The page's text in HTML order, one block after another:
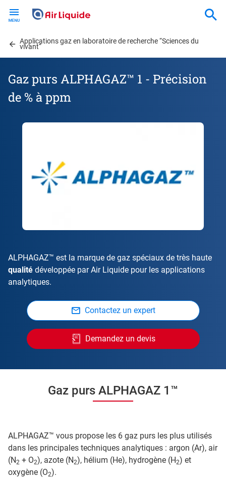
content
Applications gaz en laboratoire de recherche “Sciences du
vivant“
Gaz purs ALPHAGAZ™ 1 - Précision
de % à ppm
ALPHAGAZ™ est la marque de gaz spéciaux de très haute
qualité développée par Air Liquide pour les applications
analytiques.
Contactez un expert
Demandez un devis
Gaz purs ALPHAGAZ 1™
ALPHAGAZ™ vous propose les 6 gaz purs les plus utilisés
dans les principales techniques analytiques : argon (Ar), air
(N2 + O2), azote (N2), hélium (He), hydrogène (H2) et
oxygène (O2).